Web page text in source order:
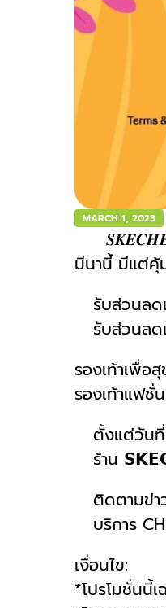
MARCH 1, 2023
มีนานี้ มีแต่
รับส่วนลด
รับส่วนลด
รองเท้าเพื่อ
รองเท้าแฟชั่
ตั้งแต่วัน
ร้าน
ติดตามข่า
บริการ
เงื่อนไข:
*โปรโมชั่นนี้